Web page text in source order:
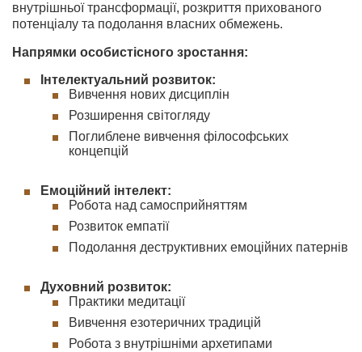
внутрішньої трансформації, розкриття прихованого
потенціалу та подолання власних обмежень.
Напрямки особистісного зростання:
Інтелектуальний розвиток:
Вивчення нових дисциплін
Розширення світогляду
Поглиблене вивчення філософських
концепцій
Емоційний інтелект:
Робота над самосприйняттям
Розвиток емпатії
Подолання деструктивних емоційних патернів
Духовний розвиток:
Практики медитації
Вивчення езотеричних традицій
Робота з внутрішніми архетипами